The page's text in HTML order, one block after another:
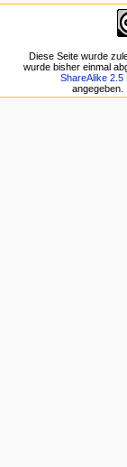
Diese Seite wurde
wurde bisher einmal
ShareAlike
angegeben.